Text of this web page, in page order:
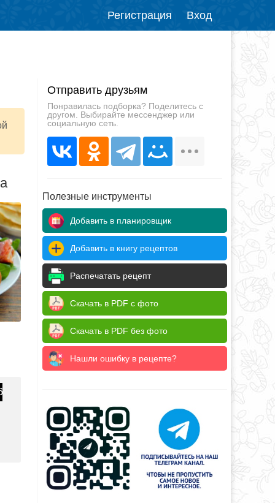
Регистрация Вход
Отправить друзьям
Понравилась подборка? Поделитесь с
другом. Выбирайте мессенджер или
социальную сеть.
Полезные инструменты
Добавить в планировщик
Добавить в книгу рецептов
Распечатать рецепт
Скачать в PDF с фото
Скачать в PDF без фото
Нашли ошибку в рецепте?